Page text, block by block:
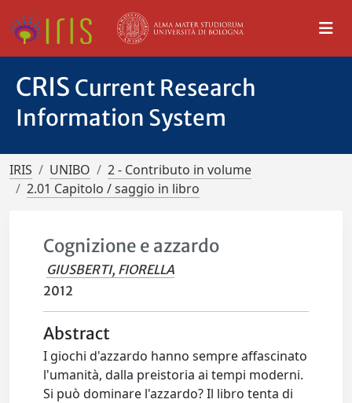
CRIS Current Research
Information System
IRIS UNIBO
2 - Contributo in volume
2.01 Capitolo / saggio in libro
Cognizione e azzardo
GIUSBERTI, FIORELLA
2012
Abstract
I giochi d'azzardo hanno sempre affascinato
l'umanità, dalla preistoria ai tempi moderni.
Si può dominare l'azzardo? Il libro tenta di